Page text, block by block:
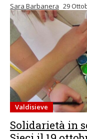
Sara Barbanera 29
Valdisieve
Solidarietà in